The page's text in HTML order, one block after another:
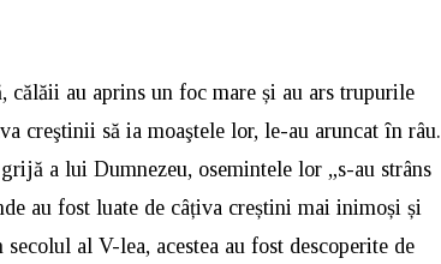
au aprins un foc mare și au ars trupurile
creştinii să ia moaştele lor, le-au aruncat în râu.
a lui Dumnezeu, osemintele lor „s-au strâns
au fost luate de câțiva creștini mai inimoși și
al V-lea, acestea au fost descoperite de